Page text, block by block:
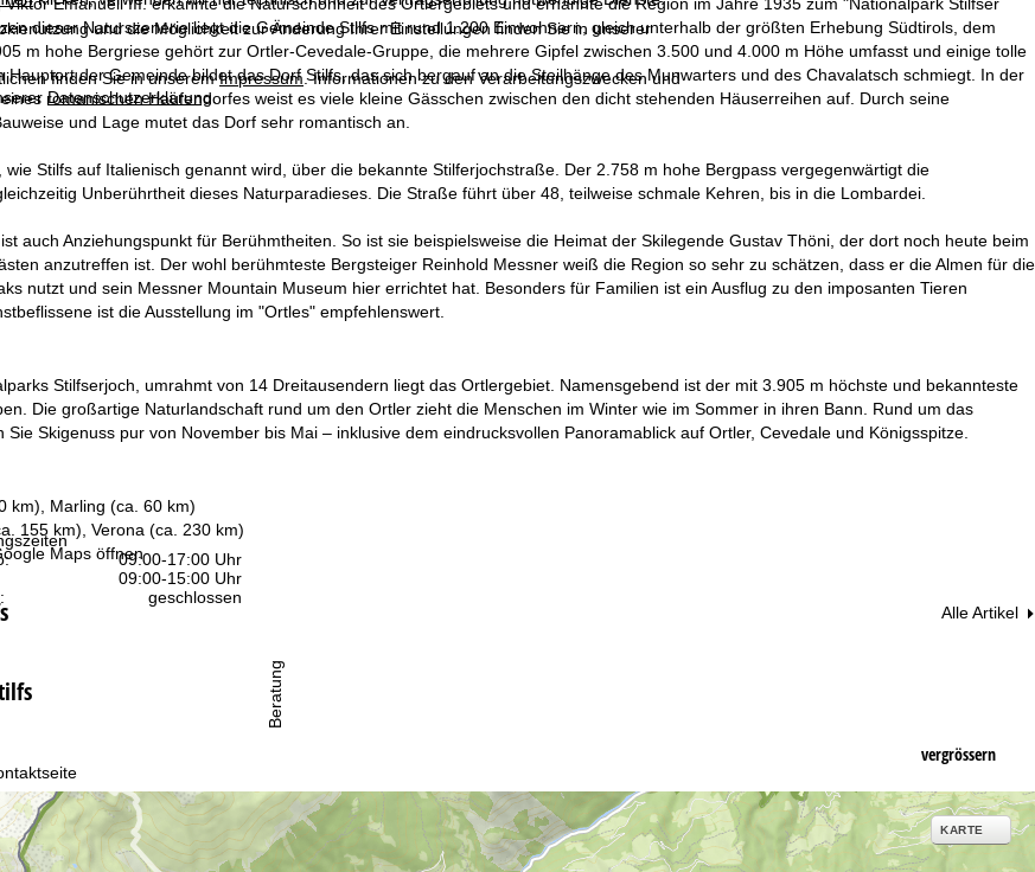
und die Möglichkeit zur Änderung Ihrer Einstellungen finden Sie in unserer
finden Sie in unseremImpressum. Informationen zu den Verarbeitungszwecken und
Datenschutzerklärung.
09:00-17:00 Uhr
09:00-15:00 Uhr
geschlossen
Beratung
dieser Naturszenerie liegt die Gemeinde Stilfs mit rund 1.200 Einwohnern, gleich unterhalb der größten Erhebung Südtirols, dem
m hohe Bergriese gehört zur Ortler-Cevedale-Gruppe, die mehrere Gipfel zwischen 3.500 und 4.000 m Höhe umfasst und einige tolle
Hauptort der Gemeinde bildet das Dorf Stilfs, das sich bergauf an die Steilhänge des Munwarters und des Chavalatsch schmiegt. In der
romanischen Haufendorfes weist es viele kleine Gässchen zwischen den dicht stehenden Häuserreihen auf. Durch seine
und Lage mutet das Dorf sehr romantisch an.
wie Stilfs auf Italienisch genannt wird, über die bekannte Stilferjochstraße. Der 2.758 m hohe Bergpass vergegenwärtigt die
Unberührtheit dieses Naturparadieses. Die Straße führt über 48, teilweise schmale Kehren, bis in die Lombardei.
auch Anziehungspunkt für Berühmtheiten. So ist sie beispielsweise die Heimat der Skilegende Gustav Thöni, der dort noch heute beim
anzutreffen ist. Der wohl berühmteste Bergsteiger Reinhold Messner weiß die Region so sehr zu schätzen, dass er die Almen für die
nutzt und sein Messner Mountain Museum hier errichtet hat. Besonders für Familien ist ein Ausflug zu den imposanten Tieren
ist die Ausstellung im "Ortles" empfehlenswert.
Stilfserjoch, umrahmt von 14 Dreitausendern liegt das Ortlergebiet. Namensgebend ist der mit 3.905 m höchste und bekannteste
Die großartige Naturlandschaft rund um den Ortler zieht die Menschen im Winter wie im Sommer in ihren Bann. Rund um das
Sie Skigenuss pur von November bis Mai – inklusive dem eindrucksvollen Panoramablick auf Ortler, Cevedale und Königsspitze.
km), Marling (ca. 60 km)
155 km), Verona (ca. 230 km)
Mapsöffnen
Alle Artikel
vergrössern
KARTE